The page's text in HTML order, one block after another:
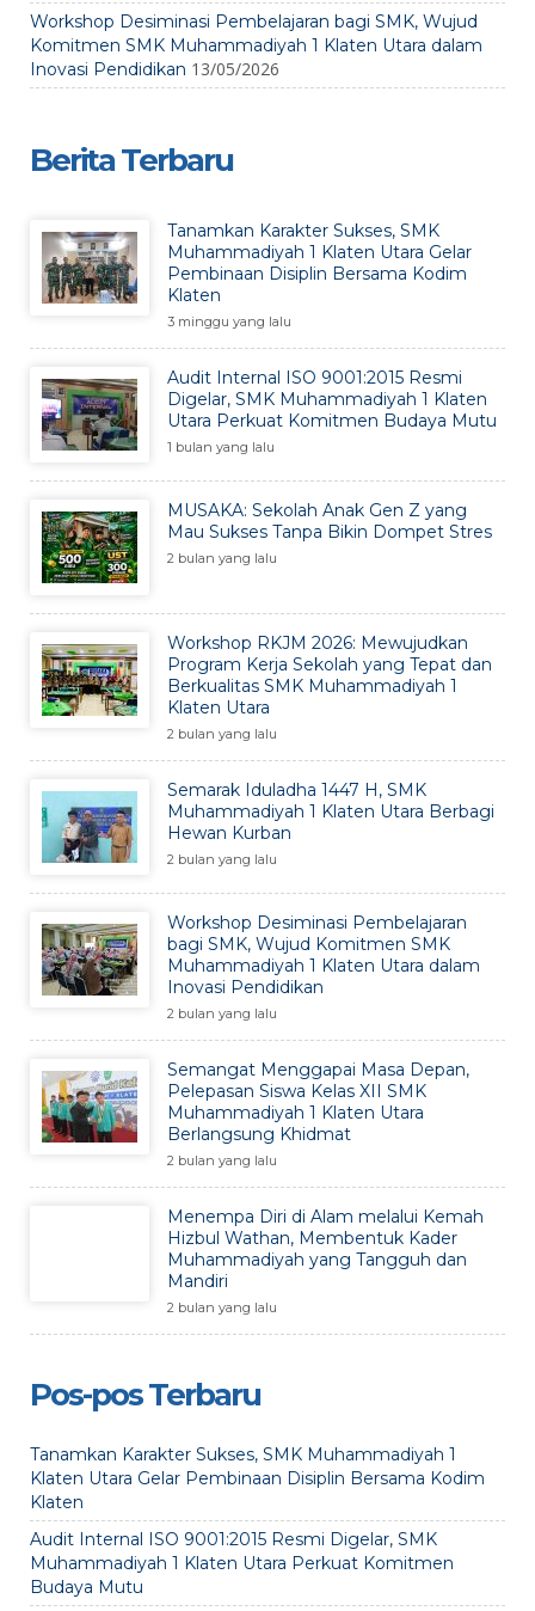
Workshop Desiminasi Pembelajaran bagi SMK, Wujud
Komitmen SMK Muhammadiyah 1 Klaten Utara dalam
Inovasi Pendidikan 13/05/2026
Berita Terbaru
Tanamkan Karakter Sukses, SMK
Muhammadiyah 1 Klaten Utara Gelar
Pembinaan Disiplin Bersama Kodim
Klaten
3 minggu yang lalu
Audit Internal ISO 9001:2015 Resmi
Digelar, SMK Muhammadiyah 1 Klaten
Utara Perkuat Komitmen Budaya Mutu
1 bulan yang lalu
MUSAKA: Sekolah Anak Gen Z yang
Mau Sukses Tanpa Bikin Dompet Stres
2 bulan yang lalu
Workshop RKJM 2026: Mewujudkan
Program Kerja Sekolah yang Tepat dan
Berkualitas SMK Muhammadiyah 1
Klaten Utara
2 bulan yang lalu
Semarak Iduladha 1447 H, SMK
Muhammadiyah 1 Klaten Utara Berbagi
Hewan Kurban
2 bulan yang lalu
Workshop Desiminasi Pembelajaran
bagi SMK, Wujud Komitmen SMK
Muhammadiyah 1 Klaten Utara dalam
Inovasi Pendidikan
2 bulan yang lalu
Semangat Menggapai Masa Depan,
Pelepasan Siswa Kelas XII SMK
Muhammadiyah 1 Klaten Utara
Berlangsung Khidmat
2 bulan yang lalu
Menempa Diri di Alam melalui Kemah
Hizbul Wathan, Membentuk Kader
Muhammadiyah yang Tangguh dan
Mandiri
2 bulan yang lalu
Pos-pos Terbaru
Tanamkan Karakter Sukses, SMK Muhammadiyah 1
Klaten Utara Gelar Pembinaan Disiplin Bersama Kodim
Klaten
Audit Internal ISO 9001:2015 Resmi Digelar, SMK
Muhammadiyah 1 Klaten Utara Perkuat Komitmen
Budaya Mutu